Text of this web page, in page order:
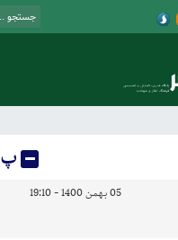
پ
05 بهمن 1400 - 19:10